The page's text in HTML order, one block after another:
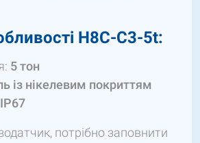
H8C-C3-5t:
5тон
із нікелевим покриттям
IP67
потрібно заповнити